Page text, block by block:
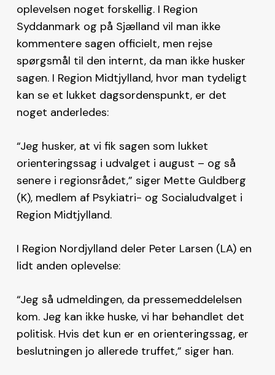
oplevelsen noget forskellig. I Region
Syddanmark og på Sjælland vil man ikke
kommentere sagen officielt, men rejse
spørgsmål til den internt, da man ikke husker
sagen. I Region Midtjylland, hvor man tydeligt
kan se et lukket dagsordenspunkt, er det
noget anderledes:
“Jeg husker, at vi fik sagen som lukket
orienteringssag i udvalget i august – og så
senere i regionsrådet,” siger Mette Guldberg
(K), medlem af Psykiatri- og Socialudvalget i
Region Midtjylland.
I Region Nordjylland deler Peter Larsen (LA) en
lidt anden oplevelse:
“Jeg så udmeldingen, da pressemeddelelsen
kom. Jeg kan ikke huske, vi har behandlet det
politisk. Hvis det kun er en orienteringssag, er
beslutningen jo allerede truffet,” siger han.